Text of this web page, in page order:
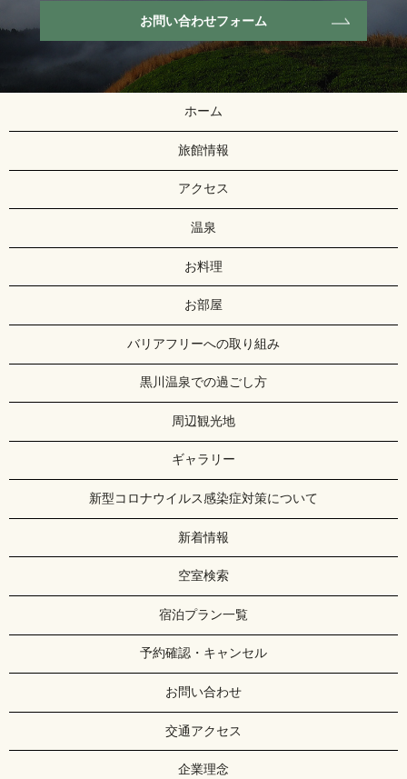
お問い合わせフォーム
ホーム
旅館情報
アクセス
温泉
お料理
お部屋
バリアフリーへの取り組み
黒川温泉での過ごし方
周辺観光地
ギャラリー
新型コロナウイルス感染症対策について
新着情報
空室検索
宿泊プラン一覧
予約確認・キャンセル
お問い合わせ
交通アクセス
企業理念